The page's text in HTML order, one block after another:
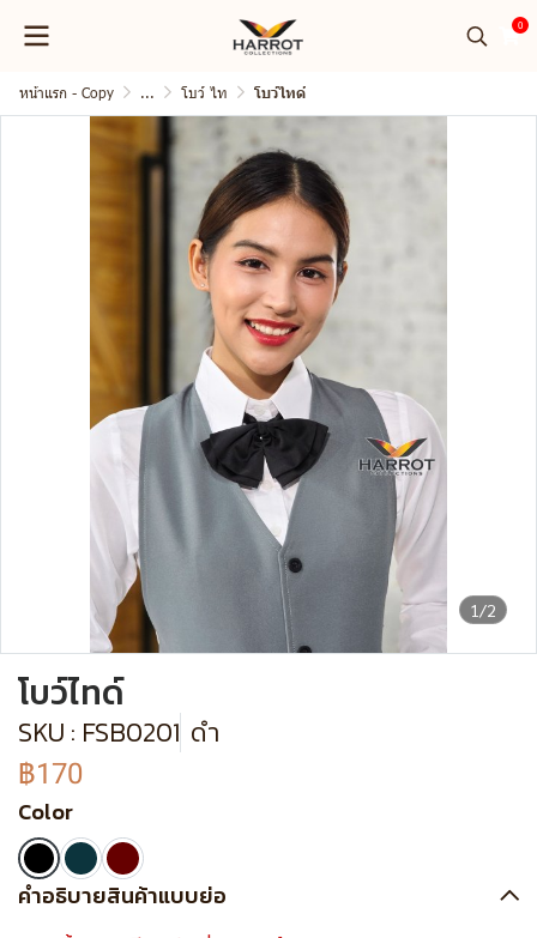
0
หน้าแรก - Copy ... โบว์ ไท โบว์ไทด์
1/2
โบว์ไทด์
SKU : FSB0201 ดำ
฿170
Color
คำอธิบายสินค้าแบบย่อ